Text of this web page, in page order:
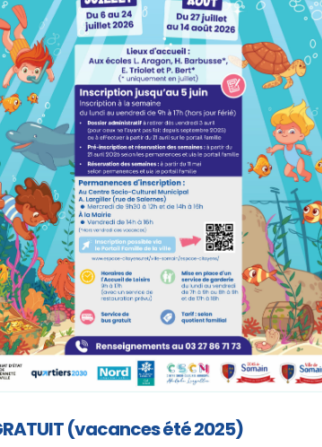
GRATUIT (vacances été 2025)